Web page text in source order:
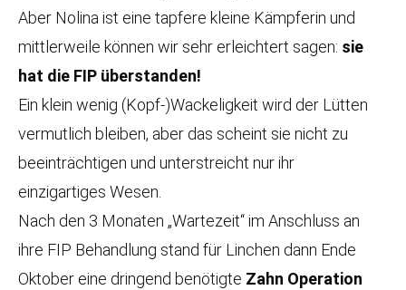
Aber Nolina ist eine tapfere kleine Kämpferin und
mittlerweile können wir sehr erleichtert sagen: sie
hat die FIP überstanden!
Ein klein wenig (Kopf-)Wackeligkeit wird der Lütten
vermutlich bleiben, aber das scheint sie nicht zu
beeinträchtigen und unterstreicht nur ihr
einzigartiges Wesen.
Nach den 3 Monaten „Wartezeit“ im Anschluss an
ihre FIP Behandlung stand für Linchen dann Ende
Oktober eine dringend benötigte Zahn Operation